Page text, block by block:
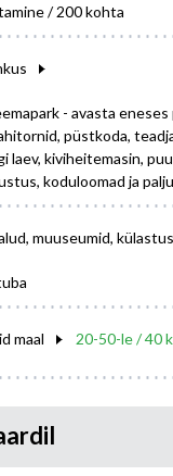
/ 200 kohta
- avasta
püstkoda,
laev, kiviheitemasin,
koduloomad ja
muuseumid,
maal 20-50-le / 40